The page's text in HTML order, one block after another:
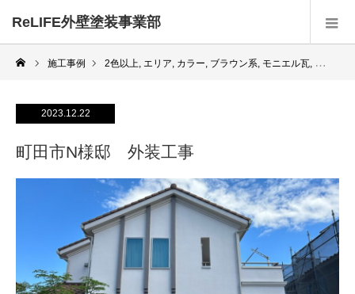
ReLIFE外壁塗装事業部
施工事例 2色以上, エリア, カラー, ブラウン系, モニエル瓦, モルタ
2023.12.22
町田市N様邸 外装工事